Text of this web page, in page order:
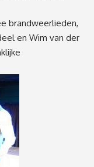
brandweerlieden,
en Wim van der